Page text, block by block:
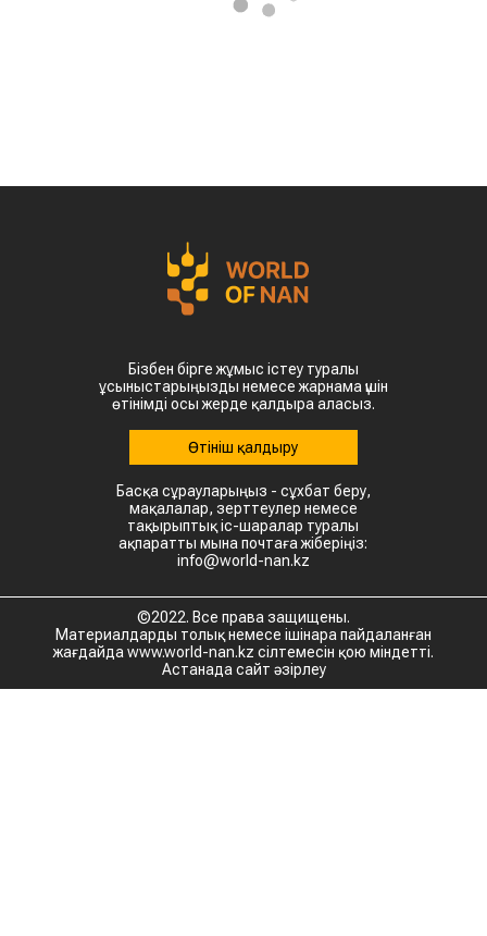
Бізбен бірге жұмыс істеу туралы
ұсыныстарыңызды немесе жарнама үшін
өтінімді осы жерде қалдыра аласыз.
Өтініш қалдыру
Басқа сұрауларыңыз - сұхбат беру,
мақалалар, зерттеулер немесе
тақырыптық іс-шаралар туралы
ақпаратты мына почтаға жіберіңіз:
info@world-nan.kz
©2022. Все права защищены.
Материалдарды толық немесе ішінара пайдаланған
жағдайда www.world-nan.kz сілтемесін қою міндетті.
Астанада сайт әзірлеу